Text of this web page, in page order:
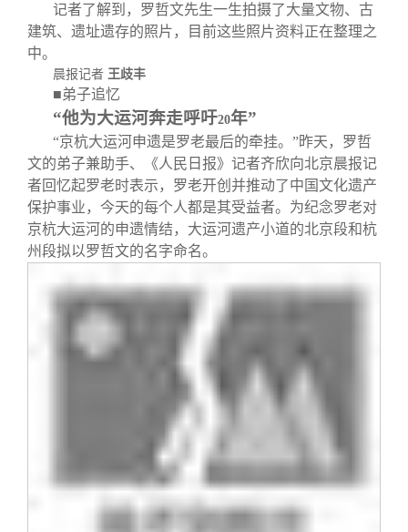
记者了解到，罗哲文先生一生拍摄了大量文物、古
建筑、遗址遗存的照片，目前这些照片资料正在整理之
中。
晨报记者 王歧丰
■弟子追忆
“他为大运河奔走呼吁20年”
“京杭大运河申遗是罗老最后的牵挂。”昨天，罗哲
文的弟子兼助手、《人民日报》记者齐欣向北京晨报记
者回忆起罗老时表示，罗老开创并推动了中国文化遗产
保护事业，今天的每个人都是其受益者。为纪念罗老对
京杭大运河的申遗情结，大运河遗产小道的北京段和杭
州段拟以罗哲文的名字命名。